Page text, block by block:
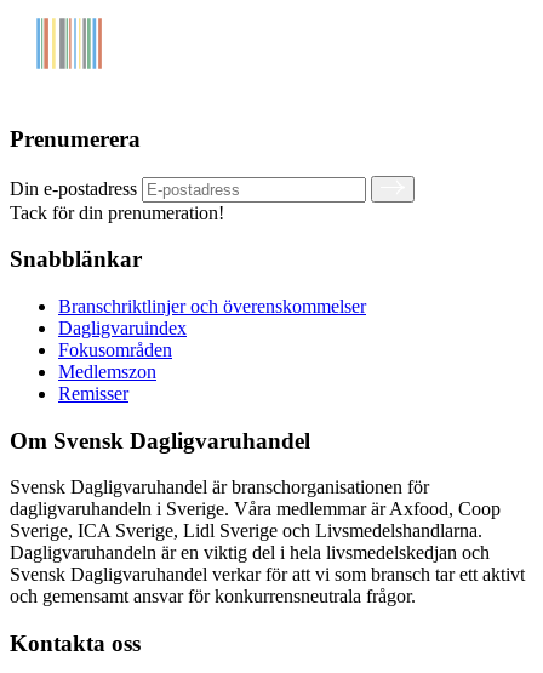
Prenumerera
Din e-postadress
Tack för din prenumeration!
Snabblänkar
Branschriktlinjer och överenskommelser
Dagligvaruindex
Fokusområden
Medlemszon
Remisser
Om Svensk Dagligvaruhandel
Svensk Dagligvaruhandel är branschorganisationen för
dagligvaruhandeln i Sverige. Våra medlemmar är Axfood, Coop
Sverige, ICA Sverige, Lidl Sverige och Livsmedelshandlarna.
Dagligvaruhandeln är en viktig del i hela livsmedelskedjan och
Svensk Dagligvaruhandel verkar för att vi som bransch tar ett aktivt
och gemensamt ansvar för konkurrensneutrala frågor.
Kontakta oss